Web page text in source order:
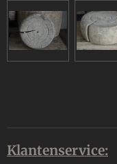
Klantenservice: